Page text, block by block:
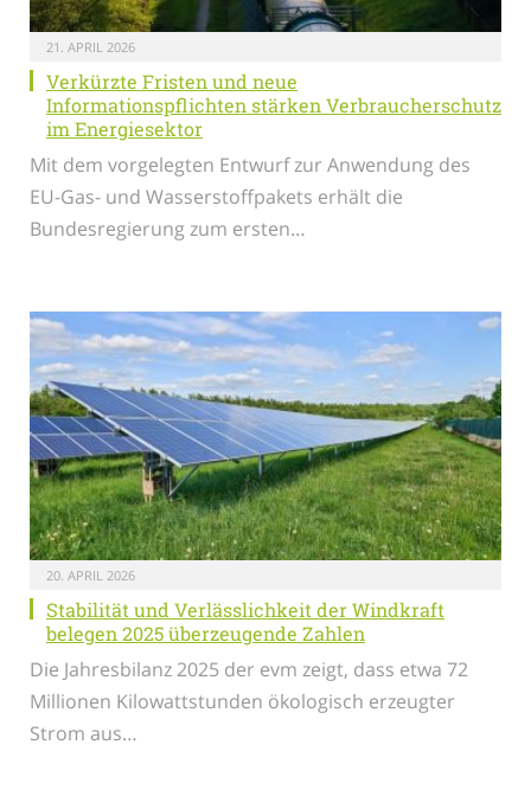
21. APRIL 2026
Verkürzte Fristen und neue
Informationspflichten stärken Verbraucherschutz
im Energiesektor
Mit dem vorgelegten Entwurf zur Anwendung des
EU-Gas- und Wasserstoffpakets erhält die
Bundesregierung zum ersten…
20. APRIL 2026
Stabilität und Verlässlichkeit der Windkraft
belegen 2025 überzeugende Zahlen
Die Jahresbilanz 2025 der evm zeigt, dass etwa 72
Millionen Kilowattstunden ökologisch erzeugter
Strom aus…